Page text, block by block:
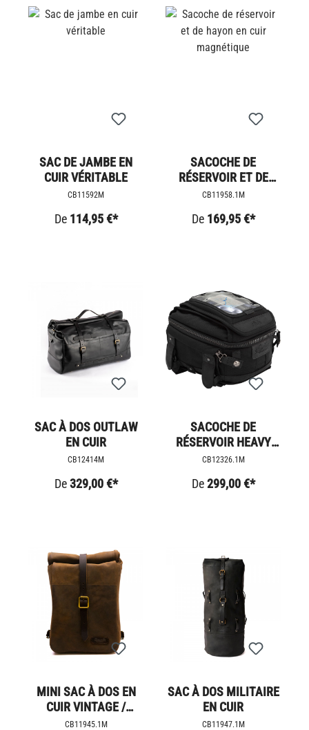
SAC DE JAMBE EN
CUIR VÉRITABLE
CB11592M
De 114,95 €*
SACOCHE DE
RÉSERVOIR ET DE
HAYON EN CUIR
CB11958.1M
De 169,95 €*
SAC À DOS OUTLAW
EN CUIR
CB12414M
De329,00 €*
SACOCHE DE
RÉSERVOIR HEAVY
DUTY
CB12326.1M
De299,00 €*
MINI SAC À DOS EN
CUIR VINTAGE /
POCHE LATÉRALE
CB11945.1M
SAC À DOS MILITAIRE
EN CUIR
CB11947.1M